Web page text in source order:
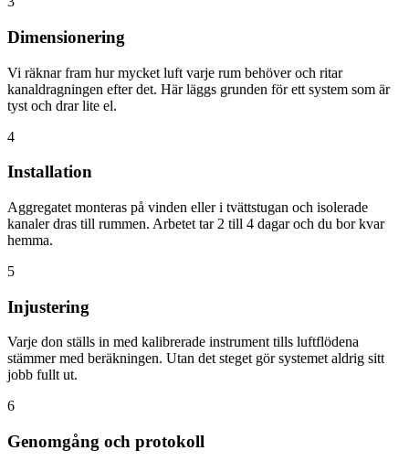
Dimensionering
Vi räknar fram hur mycket luft varje rum behöver och ritar
kanaldragningen efter det. Här läggs grunden för ett system som är
tyst och drar lite el.
4
Installation
Aggregatet monteras på vinden eller i tvättstugan och isolerade
kanaler dras till rummen. Arbetet tar 2 till 4 dagar och du bor kvar
hemma.
5
Injustering
Varje don ställs in med kalibrerade instrument tills luftflödena
stämmer med beräkningen. Utan det steget gör systemet aldrig sitt
jobb fullt ut.
6
Genomgång och protokoll